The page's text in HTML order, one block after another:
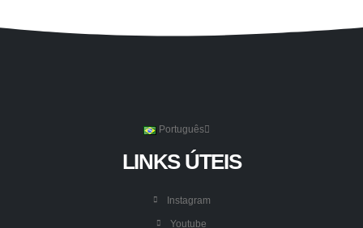
Português
LINKS ÚTEIS
Instagram
Youtube